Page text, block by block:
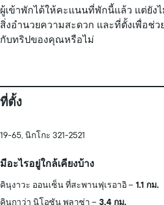
ผู้เข้าพักได้ให้คะแนนที่พักนี้แล้ว แต่ยัง
สิ่งอำนวยความสะดวก และที่ตั้งเพื่อช่
กับทริปของคุณหรือไม่
ที่ตั้ง
19-65, นิกโกะ 321-2521
มีอะไรอยู่ใกล้เคียงบ้าง
คินุงาวะ ออนเซ็น ที่สะพานฟุเรอาอิ
1.1 กม.
คินุกาว่า นิโอซัน พลาซ่า
3.4 กม.